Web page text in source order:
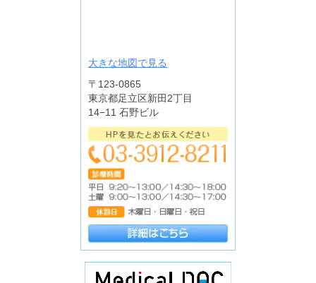
大きな地図で見る
〒123-0865
東京都足立区新田2丁目
14−11 石野ビル